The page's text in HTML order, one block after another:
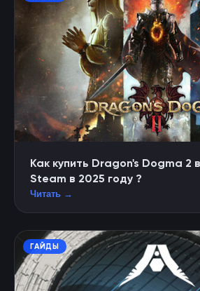
Как купить Dragon's Dogma 2 в России через
Steam в 2025 году ?
Читать →
ГАЙДЫ